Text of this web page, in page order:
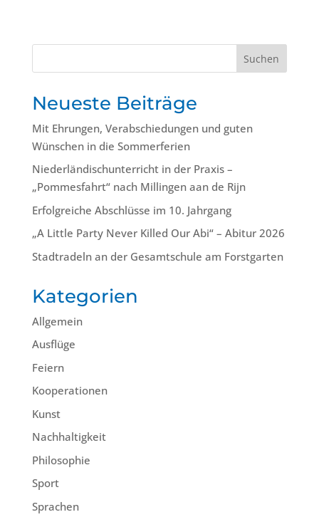
Suchen
Neueste Beiträge
Mit Ehrungen, Verabschiedungen und guten
Wünschen in die Sommerferien
Niederländischunterricht in der Praxis –
„Pommesfahrt“ nach Millingen aan de Rijn
Erfolgreiche Abschlüsse im 10. Jahrgang
„A Little Party Never Killed Our Abi“ – Abitur 2026
Stadtradeln an der Gesamtschule am Forstgarten
Kategorien
Allgemein
Ausflüge
Feiern
Kooperationen
Kunst
Nachhaltigkeit
Philosophie
Sport
Sprachen